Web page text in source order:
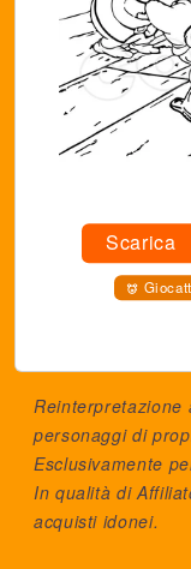
Scarica
Reinterpretazione
personaggi di
Esclusivamente
In qualità di
acquisti idonei.